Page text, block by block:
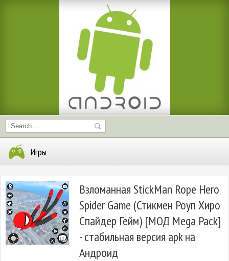
Игры
Взломанная StickMan Rope Hero
Spider Game (Стикмен Роуп Хиро
Спайдер Гейм) [МОД Mega Pack]
- стабильная версия apk на
Андроид